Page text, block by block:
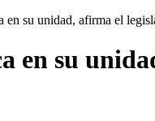
en su unidad, afirma el
en su